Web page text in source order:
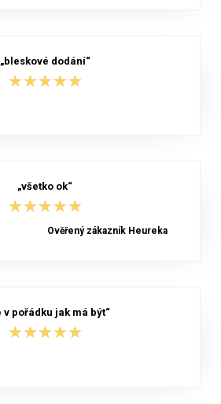
„bleskové dodání“
★★★★★
★★★★★
„všetko ok“
★★★★★
★★★★★
Ověřený zákazník Heureka
v pořádku jak má být“
★★★★★
★★★★★